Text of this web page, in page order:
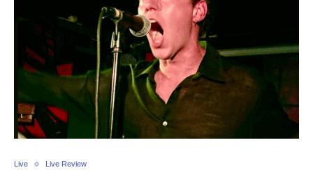
Live Live Review